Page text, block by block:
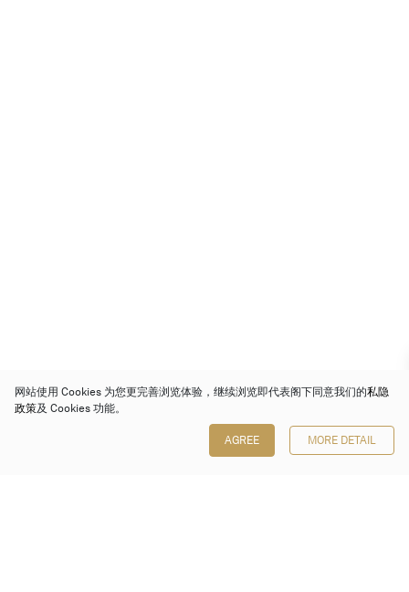
网站使用 Cookies 为您更完善浏览体验，继续浏览即代表阁下同意我们的私隐
政策及 Cookies 功能。
AGREE MORE DETAIL